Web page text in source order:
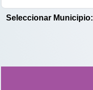
Seleccionar Municipio: